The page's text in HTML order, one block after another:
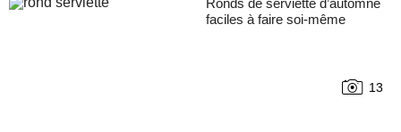
faciles à faire soi-même
13